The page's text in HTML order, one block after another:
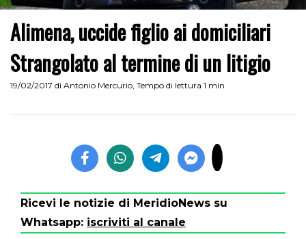
Alimena, uccide figlio ai domiciliari
Strangolato al termine di un litigio
19/02/2017 di Antonio Mercurio, Tempo di lettura 1 min
Ricevi le notizie di MeridioNews su
Whatsapp: iscriviti al canale